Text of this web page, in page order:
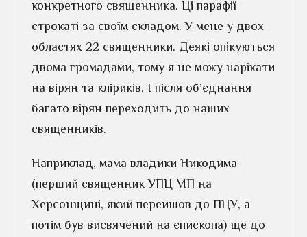
конкретного священника. Ці парафії
строкаті за своїм складом. У мене у двох
областях 22 священники. Деякі опікуються
двома громадами, тому я не можу нарікати
на вірян та кліриків. І після об’єднання
багато вірян переходить до наших
священників.
Наприклад, мама владики Никодима
(перший священник УПЦ МП на
Херсонщині, який перейшов до ПЦУ, а
потім був висвячений на єпископа) ще до